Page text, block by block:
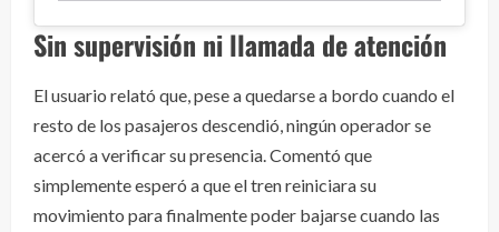
Sin supervisión ni llamada de atención
El usuario relató que, pese a quedarse a bordo cuando el
resto de los pasajeros descendió, ningún operador se
acercó a verificar su presencia. Comentó que
simplemente esperó a que el tren reiniciara su
movimiento para finalmente poder bajarse cuando las